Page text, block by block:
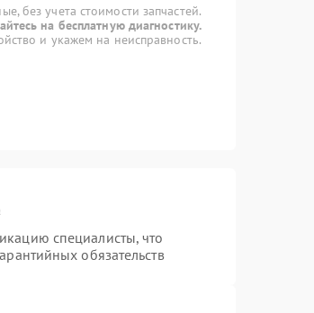
без учета стоимости запчастей.
на бесплатную диагностику.
и укажем на неисправность.
специалисты, что
обязательств